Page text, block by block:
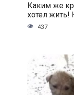
Каким же
хотел жить!
437